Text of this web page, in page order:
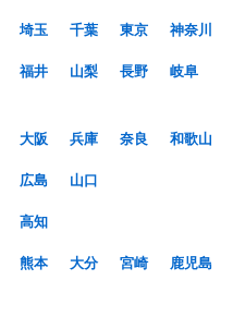
埼玉 千葉 東京
神奈川
福井 山梨 長野
岐阜
大阪 兵庫 奈良
和歌山
広島
山口
高知
熊本 大分 宮崎
鹿児島